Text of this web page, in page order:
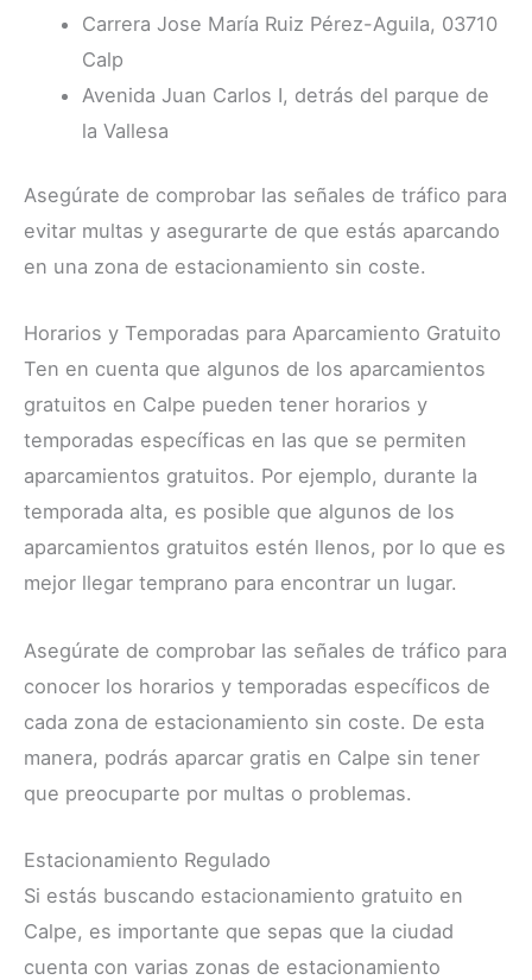
Carrera Jose María Ruiz Pérez-Aguila, 03710
Calp
Avenida Juan Carlos I, detrás del parque de
la Vallesa
Asegúrate de comprobar las señales de tráfico para
evitar multas y asegurarte de que estás aparcando
en una zona de estacionamiento sin coste.
Horarios y Temporadas para Aparcamiento Gratuito
Ten en cuenta que algunos de los aparcamientos
gratuitos en Calpe pueden tener horarios y
temporadas específicas en las que se permiten
aparcamientos gratuitos. Por ejemplo, durante la
temporada alta, es posible que algunos de los
aparcamientos gratuitos estén llenos, por lo que es
mejor llegar temprano para encontrar un lugar.
Asegúrate de comprobar las señales de tráfico para
conocer los horarios y temporadas específicos de
cada zona de estacionamiento sin coste. De esta
manera, podrás aparcar gratis en Calpe sin tener
que preocuparte por multas o problemas.
Estacionamiento Regulado
Si estás buscando estacionamiento gratuito en
Calpe, es importante que sepas que la ciudad
cuenta con varias zonas de estacionamiento